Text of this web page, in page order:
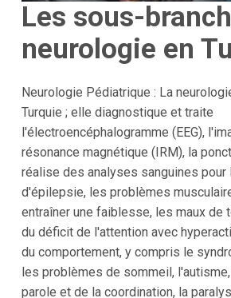
Les sous-
neurologie en
Neurologie Pédiatrique : La
Turquie ; elle diagnostique et traite
l'électroencéphalogramme (EEG),
résonance magnétique (IRM), la
réalise des analyses sanguines
d'épilepsie, les problèmes
entraîner une faiblesse, les maux de
du déficit de l'attention avec
du comportement, y compris le
les problèmes de sommeil,
parole et de la coordination, la